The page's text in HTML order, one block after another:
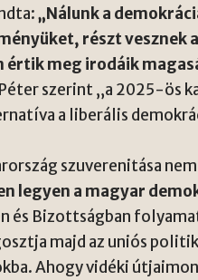
„Nálunk a
részt vesznek
értik meg irodáik
szerint „a 2025-ös
a liberális
szuverenitása
legyen a magyar
és Bizottságban
majd az uniós
Ahogy vidéki